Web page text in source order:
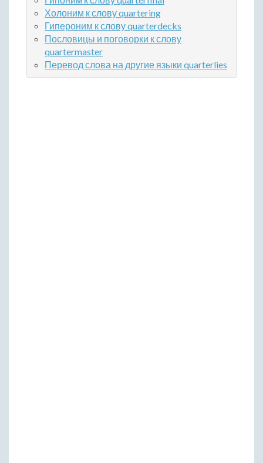
Холоним к слову quartering
Гипероним к слову quarterdecks
Пословицы и поговорки к слову
quartermaster
Перевод слова на другие языки quarterlies